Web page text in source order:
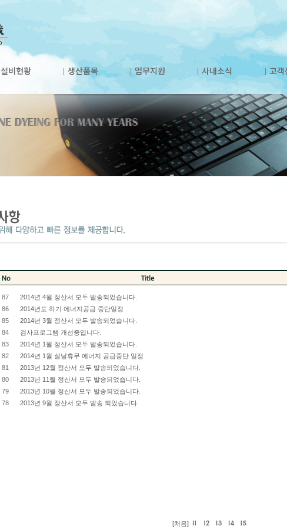
설비현황 생산품목 업무지원 사내소식 고객
87
2014년 4월 정산서 모두 발송되었습니다.
86
2014년도 하기 에너지공급 중단일정
85
2014년 3월 정산서 모두 발송되었습니다.
84
검사프로그램 개선중입니다.
83
2014년 1월 정산서 모두 발송되었습니다.
82
2014년 1월 설날휴무 에너지 공급중단 일정
81
2013년 12월 정산서 모두 발송되었습니다.
80
2013년 11월 정산서 모두 발송되었습니다.
79
2013년 10월 정산서 모두 발송되었습니다.
78
2013년 9월 정산서 모두 발송 되었습니다.
[처음]